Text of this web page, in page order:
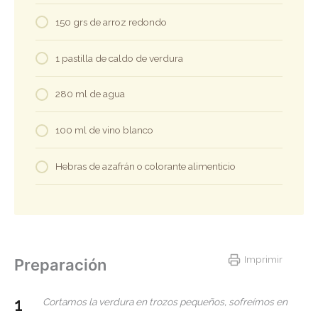
150 grs de arroz redondo
1 pastilla de caldo de verdura
280 ml de agua
100 ml de vino blanco
Hebras de azafrán o colorante alimenticio
Imprimir
Preparación
Cortamos la verdura en trozos pequeños, sofreímos en